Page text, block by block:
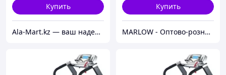
Купить
Ala-Mart.kz — ваш надежный партнер в мире качественных товаров.
Купить
MARLOW - Оптово-розничный склад.